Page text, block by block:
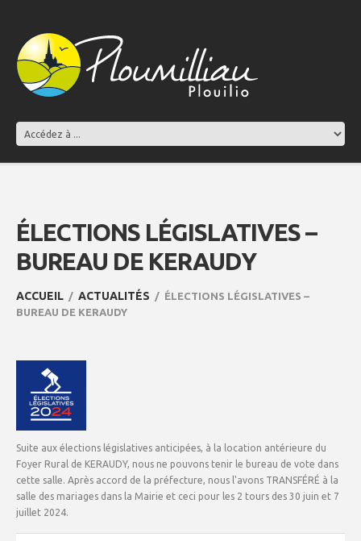
ÉLECTIONS LÉGISLATIVES –
BUREAU DE KERAUDY
ACCUEIL ACTUALITÉS
ÉLECTIONS LÉGISLATIVES –
BUREAU DE KERAUDY
Suite aux élections législatives anticipées, à la location antérieure du
Foyer Rural de KERAUDY, nous ne pouvons tenir le bureau de vote dans
cette salle. Après accord de la préfecture, nous l'avons TRANSFÉRÉ à la
salle des mariages dans la Mairie et ceci pour les 2 tours des 30 juin et 7
juillet 2024.